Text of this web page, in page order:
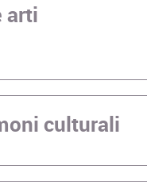
arti
culturali